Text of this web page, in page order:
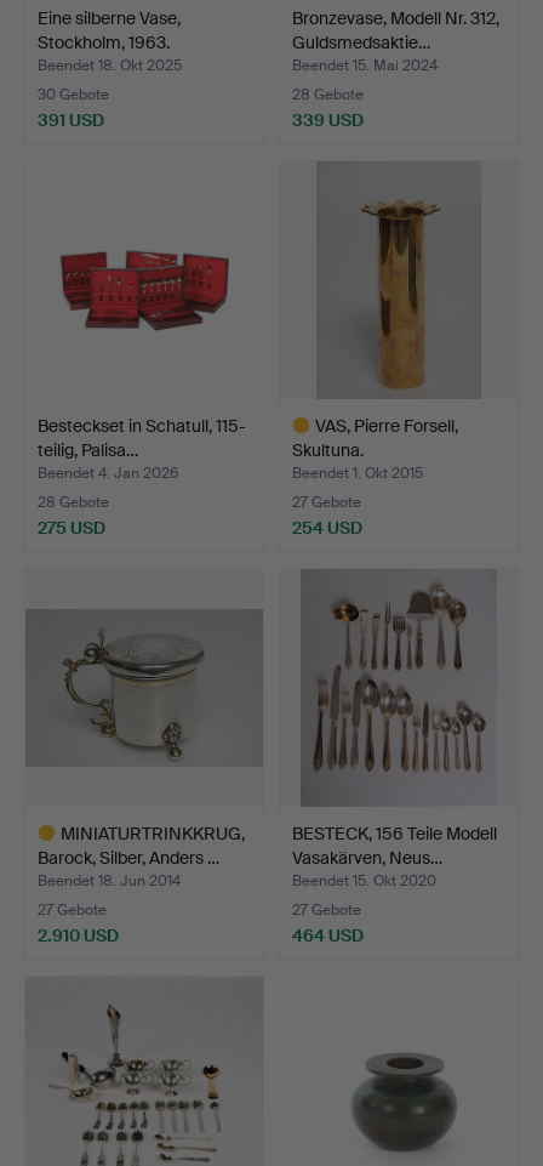
Eine silberne Vase,
Stockholm, 1963.
Beendet 18. Okt 2025
30 Gebote
391 USD
Bronzevase, Modell Nr. 312,
Guldsmedsaktie…
Beendet 15. Mai 2024
28 Gebote
339 USD
Besteckset in Schatull, 115-
teilig, Palisa…
Beendet 4. Jan 2026
28 Gebote
275 USD
VAS, Pierre Forsell,
Skultuna.
Beendet 1. Okt 2015
27 Gebote
254 USD
MINIATURTRINKKRUG,
Barock, Silber, Anders …
Beendet 18. Jun 2014
27 Gebote
2.910 USD
BESTECK, 156 Teile Modell
Vasakärven, Neus…
Beendet 15. Okt 2020
27 Gebote
464 USD